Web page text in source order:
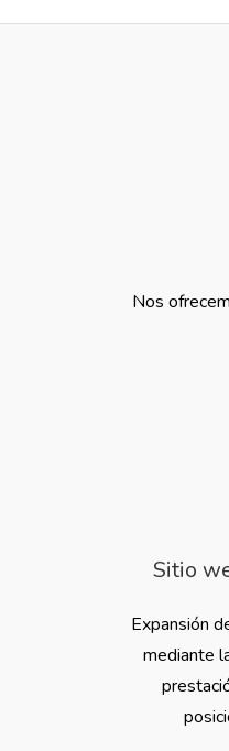
Nos
Sitio
Expansión
mediante